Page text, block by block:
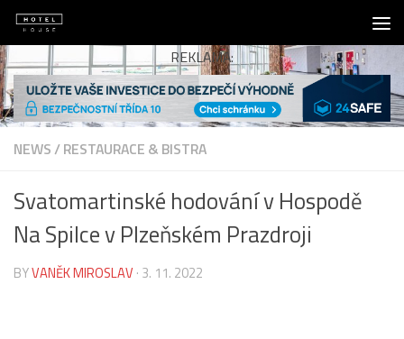
Skip to content
REKLAMA:
NEWS/RESTAURACE & BISTRA
Svatomartinské hodování v Hospodě
Na Spilce v Plzeňském Prazdroji
BYVANĚK MIROSLAV · 3. 11. 2022